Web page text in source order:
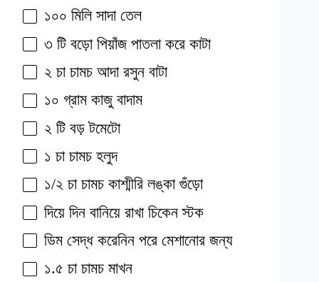
১০০ মিলি সাদা তেল
৩ টি বড়ো পিয়াঁজ পাতলা করে কাটা
২ চা চামচ আদা রসুন বাটা
১০ গ্রাম কাজু বাদাম
২ টি বড় টমেটো
১ চা চামচ হলুদ
১/২ চা চামচ কাশ্মীরি লঙ্কা গুঁড়ো
দিয়ে দিন বানিয়ে রাখা চিকেন স্টক
ডিম সেদ্ধ করেনিন পরে মেশানোর জন্য
১.৫ চা চামচ মাখন